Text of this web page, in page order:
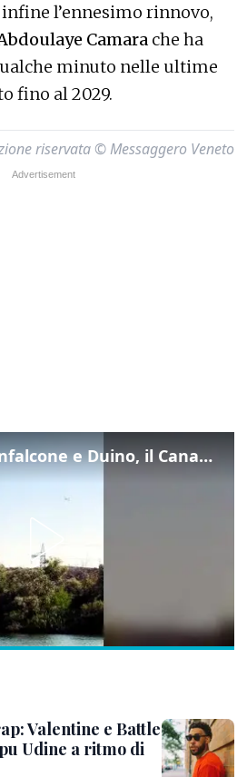
l’ennesimo rinnovo,
Camara che ha
minuto nelle ultime
fino al 2029.
riservata © Messaggero Veneto
Incendio tra Monfalcone e Duino, il Canadair in azione per fermare le fiamme sul fronte dell’A4
Valentine e Battle
Udine a ritmo di